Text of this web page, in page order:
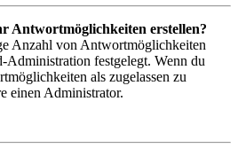
Antwortmöglichkeiten erstellen?
Anzahl von Antwortmöglichkeiten
festgelegt. Wenn du
als zugelassen zu
einen Administrator.